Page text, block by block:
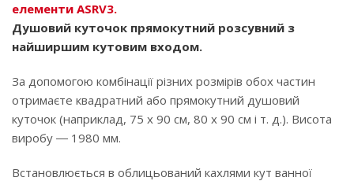
елементи ASRV3.
Душовий куточок прямокутний розсувний з
найширшим кутовим входом.
За допомогою комбінації різних розмірів обох частин
отримаєте квадратний або прямокутний душовий
куточок (наприклад, 75 x 90 см, 80 x 90 см і т. д.). Висота
виробу ― 1980 мм.
Встановлюється в облицьований кахлями кут ванної